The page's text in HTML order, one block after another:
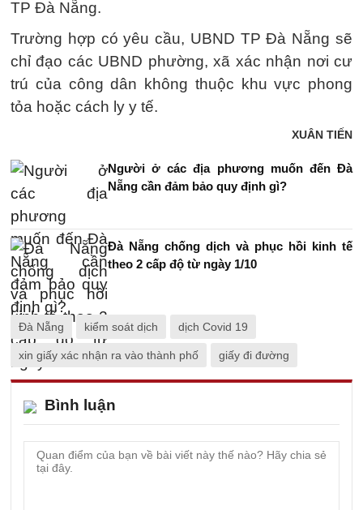
TP Đà Nẵng.
Trường hợp có yêu cầu, UBND TP Đà Nẵng sẽ
chỉ đạo các UBND phường, xã xác nhận nơi cư
trú của công dân không thuộc khu vực phong
tỏa hoặc cách ly y tế.
XUÂN TIẾN
Người ở các địa phương muốn đến Đà
Nẵng cần đảm bảo quy định gì?
Đà Nẵng chống dịch và phục hồi kinh tế
theo 2 cấp độ từ ngày 1/10
Đà Nẵng kiểm soát dịch dịch Covid 19
xin giấy xác nhận ra vào thành phố giấy đi đường
Bình luận